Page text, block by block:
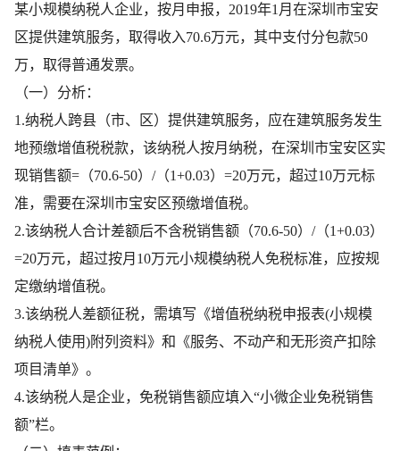
某小规模纳税人企业，按月申报，2019年1月在深圳市宝安
区提供建筑服务，取得收入70.6万元，其中支付分包款50
万，取得普通发票。
（一）分析：
1.纳税人跨县（市、区）提供建筑服务，应在建筑服务发生
地预缴增值税税款，该纳税人按月纳税，在深圳市宝安区实
现销售额=（70.6-50）/（1+0.03）=20万元，超过10万元标
准，需要在深圳市宝安区预缴增值税。
2.该纳税人合计差额后不含税销售额（70.6-50）/（1+0.03）
=20万元，超过按月10万元小规模纳税人免税标准，应按规
定缴纳增值税。
3.该纳税人差额征税，需填写《增值税纳税申报表(小规模
纳税人使用)附列资料》和《服务、不动产和无形资产扣除
项目清单》。
4.该纳税人是企业，免税销售额应填入“小微企业免税销售
额”栏。